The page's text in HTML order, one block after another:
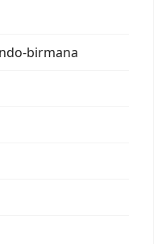
birmana